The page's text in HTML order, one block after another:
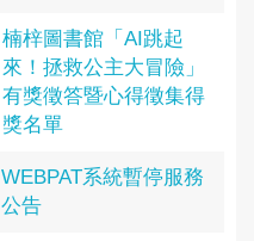
楠梓圖書館「AI跳起
來！拯救公主大冒險」
有獎徵答暨心得徵集得
獎名單
WEBPAT系統暫停服務
公告